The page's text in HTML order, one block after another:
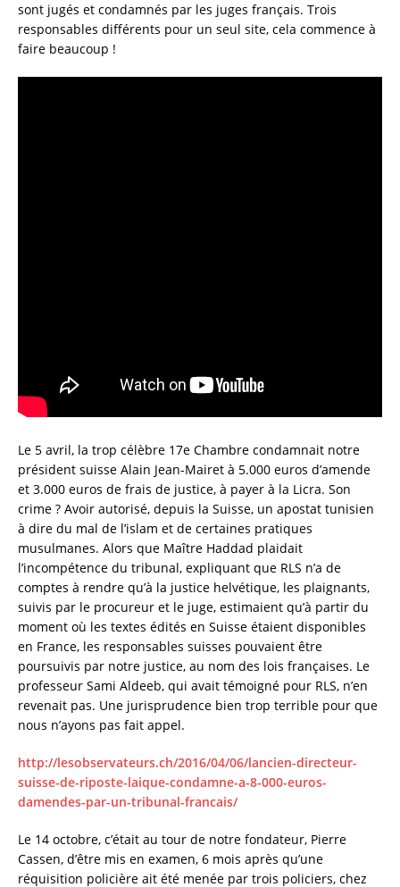
sont jugés et condamnés par les juges français. Trois
responsables différents pour un seul site, cela commence à
faire beaucoup !
Le 5 avril, la trop célèbre 17e Chambre condamnait notre
président suisse Alain Jean-Mairet à 5.000 euros d’amende
et 3.000 euros de frais de justice, à payer à la Licra. Son
crime ? Avoir autorisé, depuis la Suisse, un apostat tunisien
à dire du mal de l’islam et de certaines pratiques
musulmanes. Alors que Maître Haddad plaidait
l’incompétence du tribunal, expliquant que RLS n’a de
comptes à rendre qu’à la justice helvétique, les plaignants,
suivis par le procureur et le juge, estimaient qu’à partir du
moment où les textes édités en Suisse étaient disponibles
en France, les responsables suisses pouvaient être
poursuivis par notre justice, au nom des lois françaises. Le
professeur Sami Aldeeb, qui avait témoigné pour RLS, n’en
revenait pas. Une jurisprudence bien trop terrible pour que
nous n’ayons pas fait appel.
http://lesobservateurs.ch/2016/04/06/lancien-directeur-
suisse-de-riposte-laique-condamne-a-8-000-euros-
damendes-par-un-tribunal-francais/
Le 14 octobre, c’était au tour de notre fondateur, Pierre
Cassen, d’être mis en examen, 6 mois après qu’une
réquisition policière ait été menée par trois policiers, chez